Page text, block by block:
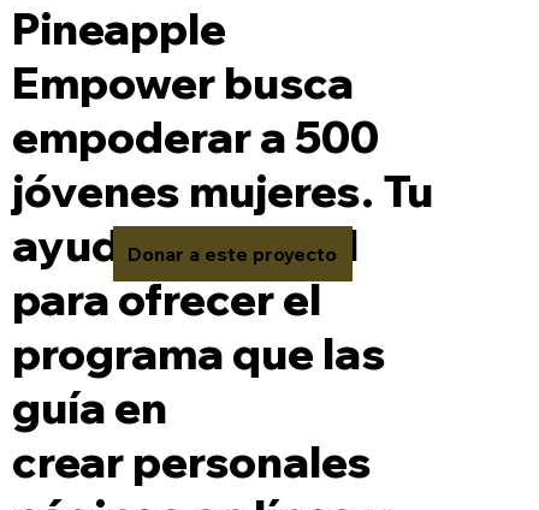
Pineapple
Empower busca
empoderar a 500
jóvenes mujeres. Tu
ayuda es crucial
para ofrecer el
programa que las
guía en
crear personales
Donar a este proyecto